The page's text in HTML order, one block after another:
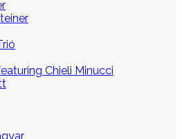
Chieli Minucci